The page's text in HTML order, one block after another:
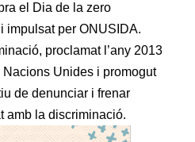
el Dia de la zero
impulsat per ONUSIDA.
proclamat l’any 2013
Nacions Unides i promogut
de denunciar i frenar
amb la discriminació.